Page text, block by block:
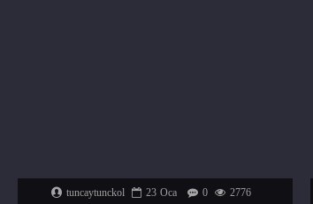
tuncaytunckol 23 Oca 0 2776